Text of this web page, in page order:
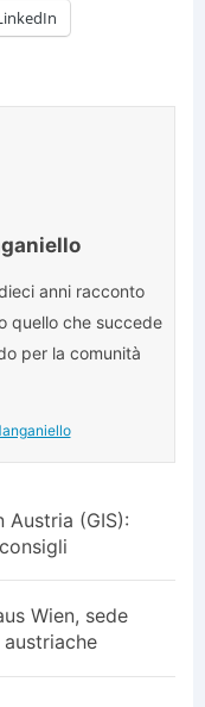
anni racconto
quello che succede
per la comunità
Austria (GIS):
Wien, sede